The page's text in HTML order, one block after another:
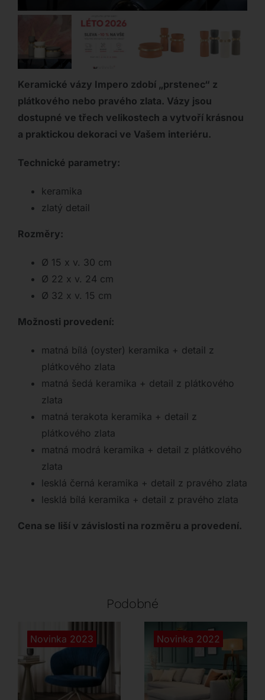
Keramické vázy Impero zdobí „prstenec“ z
plátkového nebo pravého zlata. Vázy jsou
dostupné ve třech velikostech a vytvoří krásnou
a praktickou dekoraci ve Vašem interiéru.
Technické parametry:
keramika
zlatý detail
Rozměry:
Ø 15 x v. 30 cm
Ø 22 x v. 24 cm
Ø 32 x v. 15 cm
Možnosti provedení:
matná bílá (oyster) keramika + detail z
plátkového zlata
matná šedá keramika + detail z plátkového
zlata
matná terakota keramika + detail z
plátkového zlata
matná modrá keramika + detail z plátkového
zlata
lesklá černá keramika + detail z pravého zlata
lesklá bílá keramika + detail z pravého zlata
Cena se liší v závislosti na rozměru a provedení.
Podobné
Novinka 2023 Novinka 2022